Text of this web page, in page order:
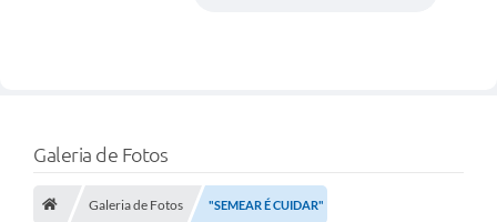
Galeria de Fotos
Galeria de Fotos "SEMEAR É CUIDAR"